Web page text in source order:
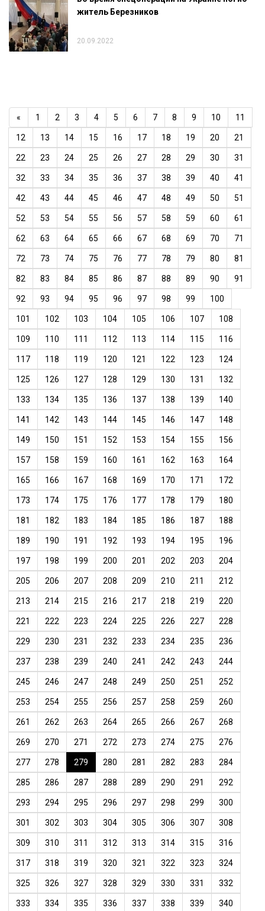
житель Березников
20.09.2022
« 1 2 3 4 5 6 7 8 9 10 11
12 13 14 15 16 17 18 19 20 21
22 23 24 25 26 27 28 29 30 31
32 33 34 35 36 37 38 39 40 41
42 43 44 45 46 47 48 49 50 51
52 53 54 55 56 57 58 59 60 61
62 63 64 65 66 67 68 69 70 71
72 73 74 75 76 77 78 79 80 81
82 83 84 85 86 87 88 89 90 91
92 93 94 95 96 97 98 99 100
101 102 103 104 105 106 107 108
109 110 111 112 113 114 115 116
117 118 119 120 121 122 123 124
125 126 127 128 129 130 131 132
133 134 135 136 137 138 139 140
141 142 143 144 145 146 147 148
149 150 151 152 153 154 155 156
157 158 159 160 161 162 163 164
165 166 167 168 169 170 171 172
173 174 175 176 177 178 179 180
181 182 183 184 185 186 187 188
189 190 191 192 193 194 195 196
197 198 199 200 201 202 203 204
205 206 207 208 209 210 211 212
213 214 215 216 217 218 219 220
221 222 223 224 225 226 227 228
229 230 231 232 233 234 235 236
237 238 239 240 241 242 243 244
245 246 247 248 249 250 251 252
253 254 255 256 257 258 259 260
261 262 263 264 265 266 267 268
269 270 271 272 273 274 275 276
277 278 279 280 281 282 283 284
285 286 287 288 289 290 291 292
293 294 295 296 297 298 299 300
301 302 303 304 305 306 307 308
309 310 311 312 313 314 315 316
317 318 319 320 321 322 323 324
325 326 327 328 329 330 331 332
333 334 335 336 337 338 339 340